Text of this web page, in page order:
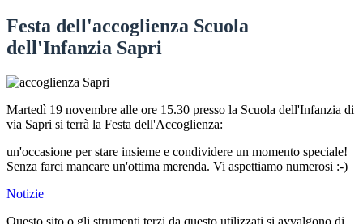
Festa dell'accoglienza Scuola
dell'Infanzia Sapri
Martedì 19 novembre alle ore 15.30 presso la Scuola dell'Infanzia di
via Sapri si terrà la Festa dell'Accoglienza:
un'occasione per stare insieme e condividere un momento speciale!
Senza farci mancare un'ottima merenda. Vi aspettiamo numerosi :-)
Notizie